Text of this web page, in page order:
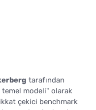
tarafından
temel modeli" olarak
çekici benchmark